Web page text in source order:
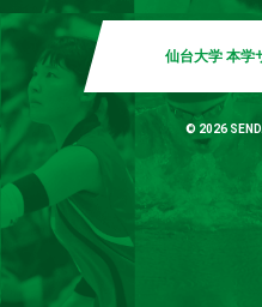
仙台大学 本学
© 2026